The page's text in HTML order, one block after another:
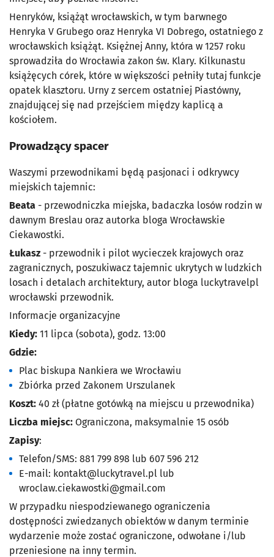
Henryków, książąt wrocławskich, w tym barwnego
Henryka V Grubego oraz Henryka VI Dobrego, ostatniego z
wrocławskich książąt. Księżnej Anny, która w 1257 roku
sprowadziła do Wrocławia zakon św. Klary. Kilkunastu
książęcych córek, które w większości pełniły tutaj funkcje
opatek klasztoru. Urny z sercem ostatniej Piastówny,
znajdującej się nad przejściem między kaplicą a
kościołem.
Prowadzący spacer
Waszymi przewodnikami będą pasjonaci i odkrywcy
miejskich tajemnic:
Beata - przewodniczka miejska, badaczka losów rodzin w
dawnym Breslau oraz autorka bloga Wrocławskie
Ciekawostki.
Łukasz - przewodnik i pilot wycieczek krajowych oraz
zagranicznych, poszukiwacz tajemnic ukrytych w ludzkich
losach i detalach architektury, autor bloga luckytravelpl
wrocławski przewodnik.
Informacje organizacyjne
Kiedy: 11 lipca (sobota), godz. 13:00
Gdzie:
Plac biskupa Nankiera we Wrocławiu
Zbiórka przed Zakonem Urszulanek
Koszt: 40 zł (płatne gotówką na miejscu u przewodnika)
Liczba miejsc: Ograniczona, maksymalnie 15 osób
Zapisy:
Telefon/SMS: 881 799 898 lub 607 596 212
E-mail: kontakt@luckytravel.pl lub
wroclaw.ciekawostki@gmail.com
W przypadku niespodziewanego ograniczenia
dostępności zwiedzanych obiektów w danym terminie
wydarzenie może zostać ograniczone, odwołane i/lub
przeniesione na inny termin.